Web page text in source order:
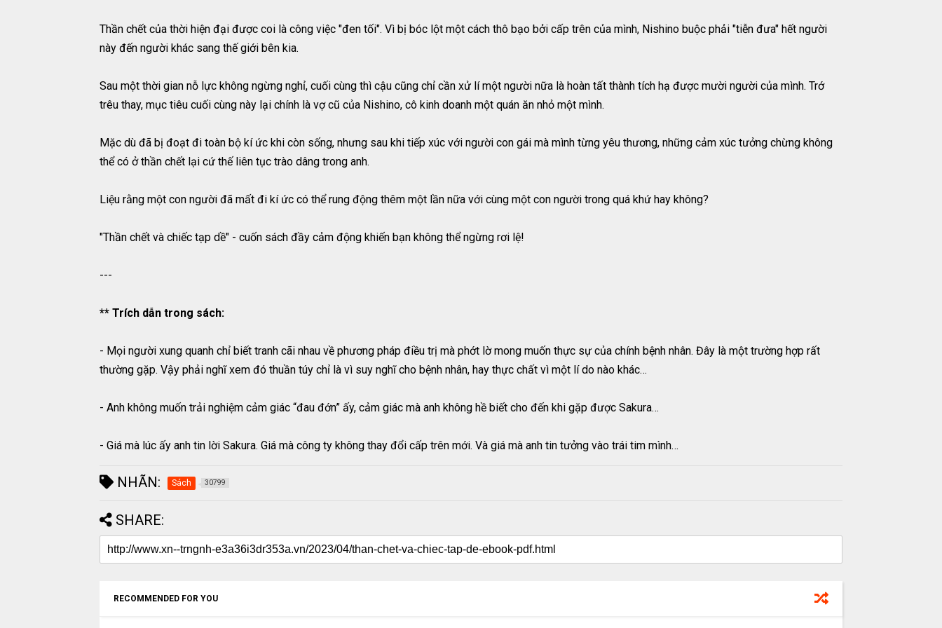
Thần chết của thời hiện đại được coi là công việc "đen tối". Vì bị bóc lột một cách thô bạo bởi cấp trên của mình, Nishino buộc phải "tiễn đưa" hết người
này đến người khác sang thế giới bên kia.
Sau một thời gian nỗ lực không ngừng nghỉ, cuối cùng thì cậu cũng chỉ cần xử lí một người nữa là hoàn tất thành tích hạ được mười người của mình. Trớ
trêu thay, mục tiêu cuối cùng này lại chính là vợ cũ của Nishino, cô kinh doanh một quán ăn nhỏ một mình.
Mặc dù đã bị đoạt đi toàn bộ kí ức khi còn sống, nhưng sau khi tiếp xúc với người con gái mà mình từng yêu thương, những cảm xúc tưởng chừng không
thể có ở thần chết lại cứ thế liên tục trào dâng trong anh.
Liệu rằng một con người đã mất đi kí ức có thể rung động thêm một lần nữa với cùng một con người trong quá khứ hay không?
"Thần chết và chiếc tạp dề" - cuốn sách đầy cảm động khiến bạn không thể ngừng rơi lệ!
---
** Trích dẫn trong sách:
- Mọi người xung quanh chỉ biết tranh cãi nhau về phương pháp điều trị mà phớt lờ mong muốn thực sự của chính bệnh nhân. Đây là một trường hợp rất
thường gặp. Vậy phải nghĩ xem đó thuần túy chỉ là vì suy nghĩ cho bệnh nhân, hay thực chất vì một lí do nào khác…
- Anh không muốn trải nghiệm cảm giác “đau đớn” ấy, cảm giác mà anh không hề biết cho đến khi gặp được Sakura…
- Giá mà lúc ấy anh tin lời Sakura. Giá mà công ty không thay đổi cấp trên mới. Và giá mà anh tin tưởng vào trái tim mình…
NHÃN: Sách 30799
SHARE:
RECOMMENDED FOR YOU